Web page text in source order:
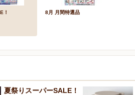
！ 8月 月間特選品
夏祭りスーパーSALE！